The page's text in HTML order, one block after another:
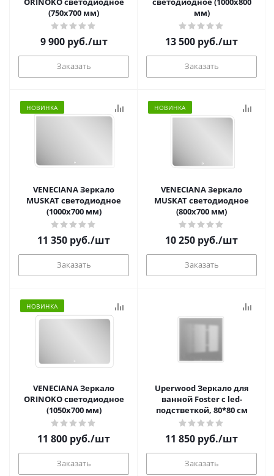
(750х700 мм)
9 900руб./шт
Заказать
мм)
13 500 руб./шт
Заказать
НОВИНКА
VENECIANA Зеркало
MUSKAT светодиодное
(1000х700 мм)
11 350 руб./шт
Заказать
НОВИНКА
VENECIANA Зеркало
MUSKAT светодиодное
(800х700 мм)
10 250 руб./шт
Заказать
НОВИНКА
VENECIANA Зеркало
ORINOKO светодиодное
(1050х700 мм)
11 800 руб./шт
Заказать
Uperwood Зеркало для
ванной Foster с led-
подстветкой, 80*80 см
11 850 руб./шт
Заказать